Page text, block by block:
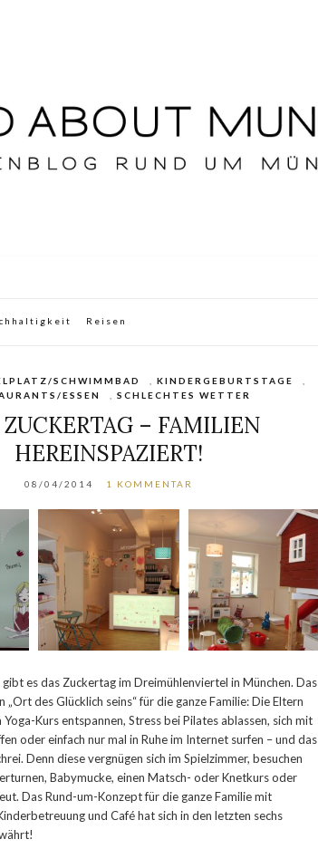
Reisen
SCHWIMMBAD KINDERGEBURTSTAGE
ESSEN
SCHLECHTES WETTER
ZUCKERTAG – FAMILIEN
HEREINSPAZIERT!
08/04/2014 1 KOMMENTAR
es das Zuckertag im Dreimühlenviertel in München. Das
des Glücklich seins“ für die ganze Familie: Die Eltern
Kurs entspannen, Stress bei Pilates ablassen, sich mit
oder einfach nur mal in Ruhe im Internet surfen – und das
Denn diese vergnügen sich im Spielzimmer, besuchen
Babymucke, einen Matsch- oder Knetkurs oder
Das Rund-um-Konzept für die ganze Familie mit
und Café hat sich in den letzten sechs